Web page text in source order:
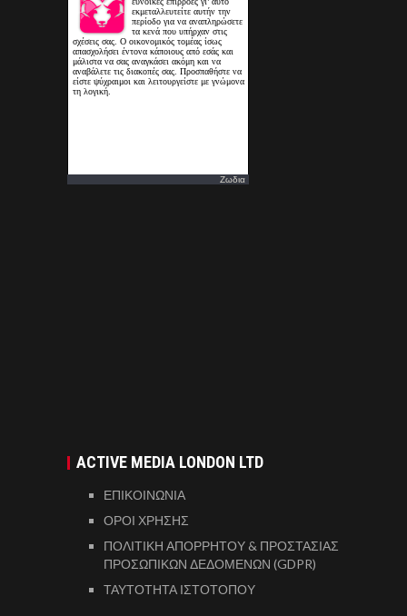
Ζωδια
ACTIVE MEDIA LONDON LTD
ΕΠΙΚΟΙΝΩΝΙΑ
ΟΡΟΙ ΧΡΗΣΗΣ
ΠΟΛΙΤΙΚΗ ΑΠΟΡΡΗΤΟΥ & ΠΡΟΣΤΑΣΙΑΣ
ΠΡΟΣΩΠΙΚΩΝ ΔΕΔΟΜΕΝΩΝ (GDPR)
ΤΑΥΤΟΤΗΤΑ ΙΣΤΟΤΟΠΟΥ